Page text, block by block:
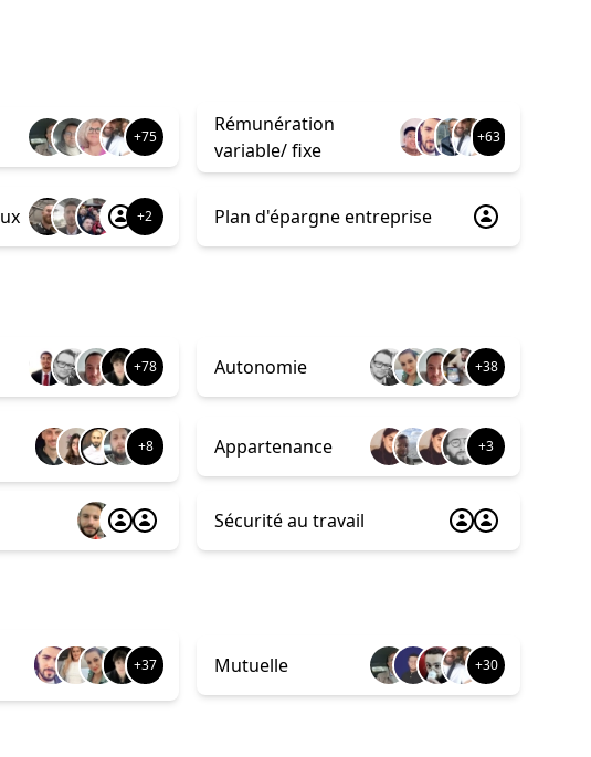
+75
Rémunération
variable/ fixe
+63
+2 Plan d'épargne entreprise
+78 Autonomie +38
+8 Appartenance +3
Sécurité au travail
+37 Mutuelle +30